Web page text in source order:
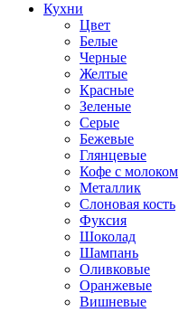
Кухни
Цвет
Белые
Черные
Желтые
Красные
Зеленые
Серые
Бежевые
Глянцевые
Кофе с молоком
Металлик
Слоновая кость
Фуксия
Шоколад
Шампань
Оливковые
Оранжевые
Вишневые